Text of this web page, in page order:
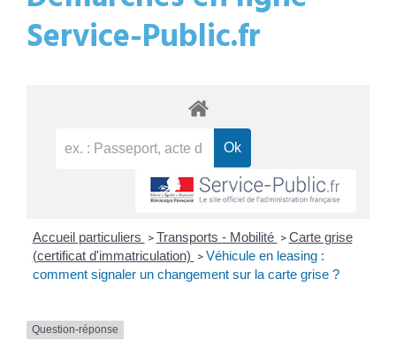
Service-Public.fr
Accueil particuliers > Transports - Mobilité > Carte grise
(certificat d'immatriculation) > Véhicule en leasing :
comment signaler un changement sur la carte grise ?
Question-réponse